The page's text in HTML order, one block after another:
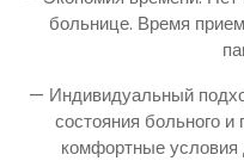
больнице. Время
— Индивидуальный
состояния больного
комфортные